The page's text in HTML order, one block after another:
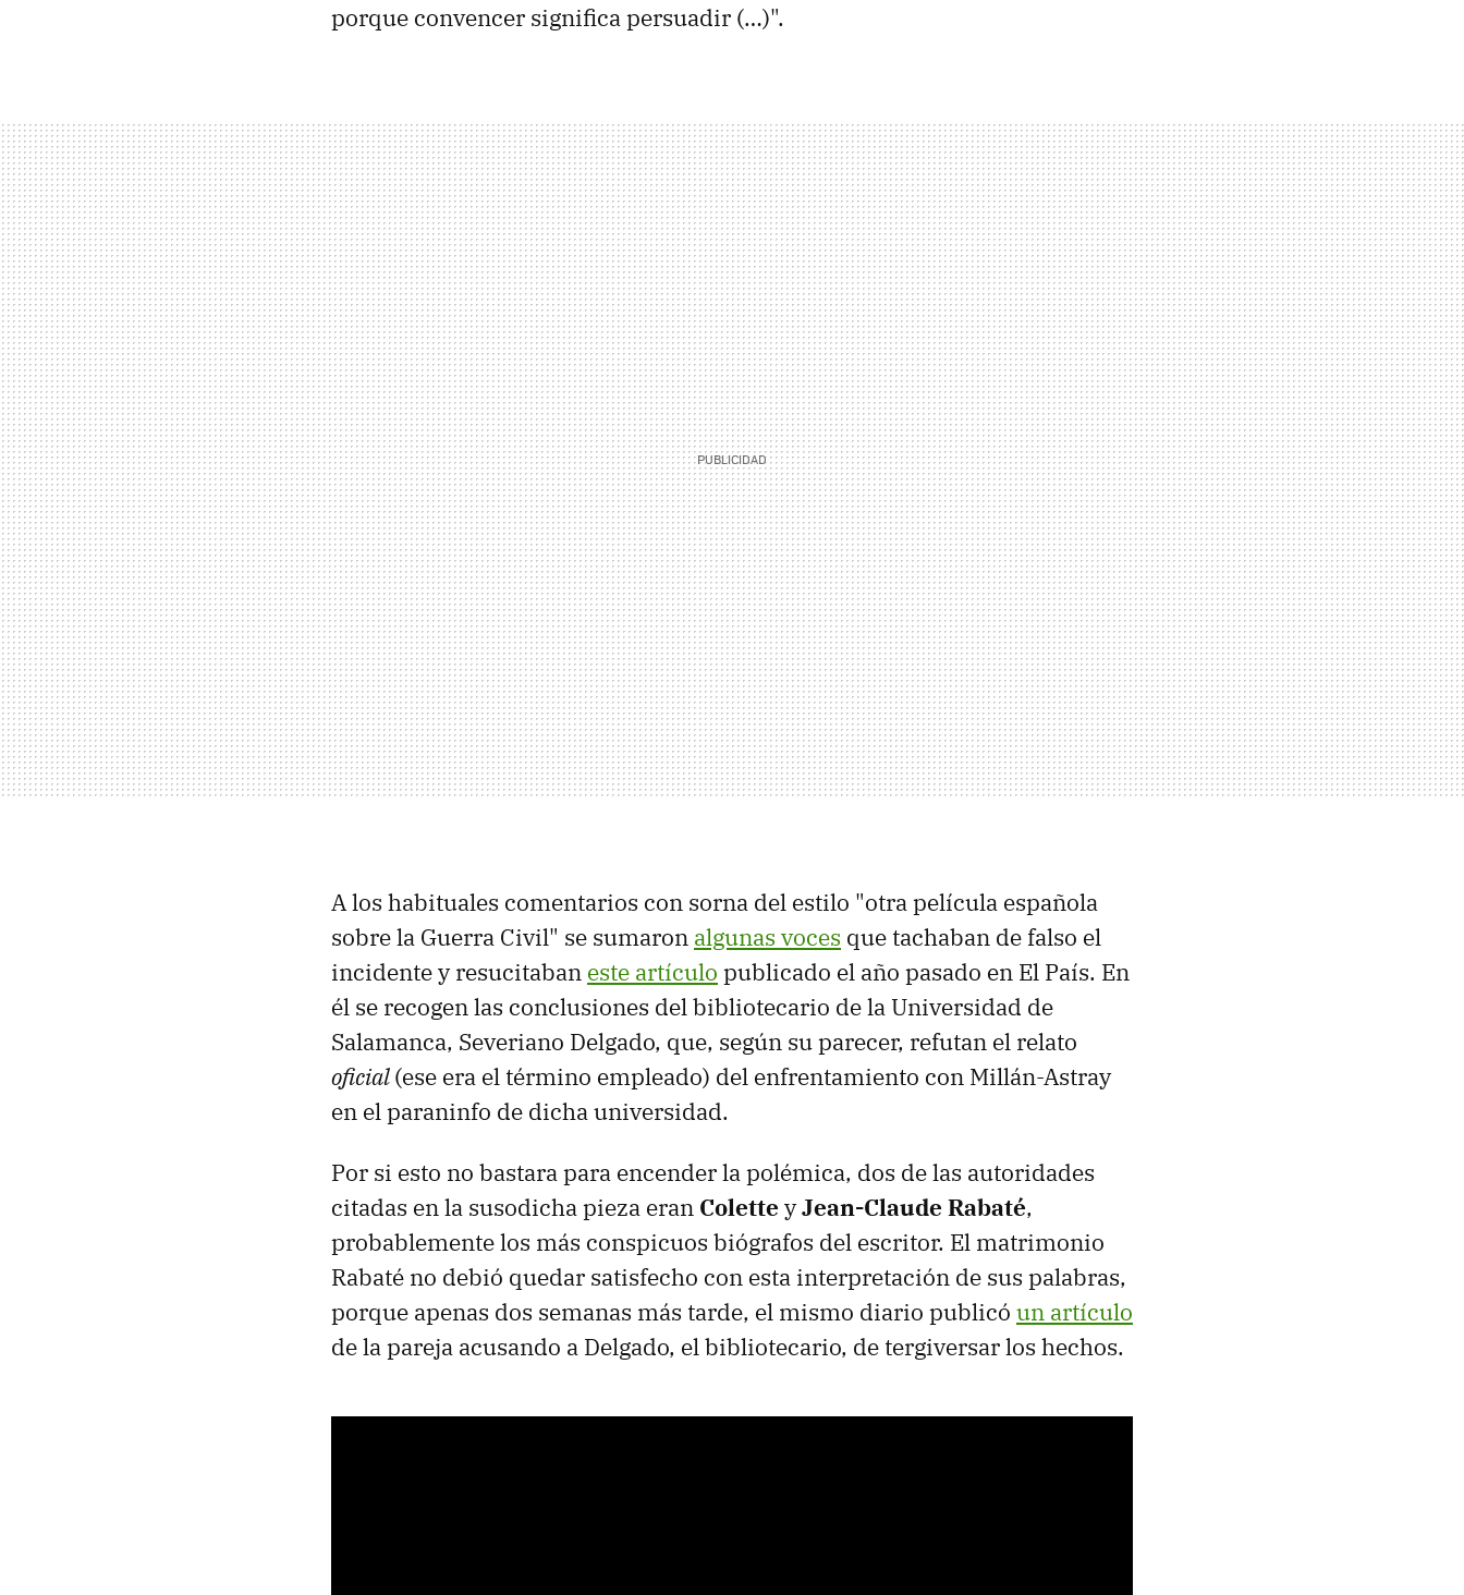
porque convencer significa persuadir (…)".
A los habituales comentarios con sorna del estilo "otra película española
sobre la Guerra Civil" se sumaron algunas voces que tachaban de falso el
incidente y resucitaban este artículo publicado el año pasado en El País. En
él se recogen las conclusiones del bibliotecario de la Universidad de
Salamanca, Severiano Delgado, que, según su parecer, refutan el relato
oficial(ese era el término empleado) del enfrentamiento con Millán-Astray
en el paraninfo de dicha universidad.
Por si esto no bastara para encender la polémica, dos de las autoridades
citadas en la susodicha pieza eran Colette yJean-Claude Rabaté,
probablemente los más conspicuos biógrafos del escritor. El matrimonio
Rabaté no debió quedar satisfecho con esta interpretación de sus palabras,
porque apenas dos semanas más tarde, el mismo diario publicó un artículo
de la pareja acusando a Delgado, el bibliotecario, de tergiversar los hechos.